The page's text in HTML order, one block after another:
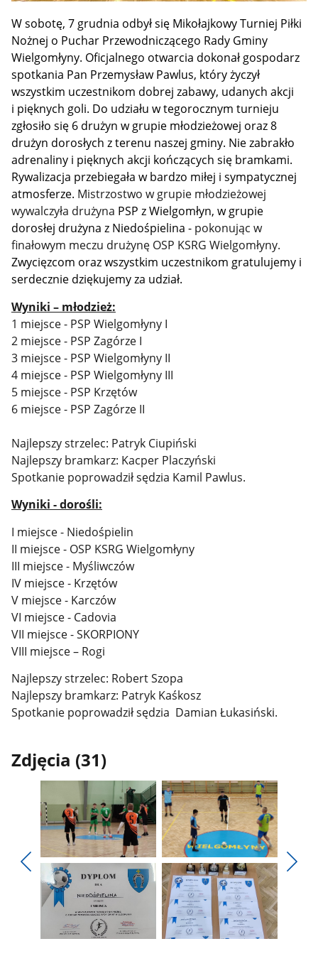
W sobotę, 7 grudnia odbył się Mikołajkowy Turniej Piłki
Nożnej o Puchar Przewodniczącego Rady Gminy
Wielgomłyny. Oficjalnego otwarcia dokonał gospodarz
spotkania Pan Przemysław Pawlus, który życzył
wszystkim uczestnikom dobrej zabawy, udanych akcji
i pięknych goli. Do udziału w tegorocznym turnieju
zgłosiło się 6 drużyn w grupie młodzieżowej oraz 8
drużyn dorosłych z terenu naszej gminy. Nie zabrakło
adrenaliny i pięknych akcji kończących się bramkami.
Rywalizacja przebiegała w bardzo miłej i sympatycznej
atmosferze. Mistrzostwo w grupie młodzieżowej
wywalczyła drużyna PSP z Wielgomłyn, w grupie
dorosłej drużyna z Niedośpielina -pokonując w
finałowym meczu drużynę OSP KSRG Wielgomłyny.
Zwycięzcom oraz wszystkim uczestnikom gratulujemy i
serdecznie dziękujemy za udział.
Wyniki – młodzież:
1 miejsce - PSP Wielgomłyny I
2 miejsce - PSP Zagórze I
3 miejsce - PSP Wielgomłyny II
4 miejsce - PSP Wielgomłyny III
5 miejsce - PSP Krzętów
6 miejsce - PSP Zagórze II
Najlepszy strzelec: Patryk Ciupiński
Najlepszy bramkarz: Kacper Placzyński
Spotkanie poprowadził sędzia Kamil Pawlus.
Wyniki - dorośli:
I miejsce - Niedośpielin
II miejsce - OSP KSRG Wielgomłyny
III miejsce - Myśliwczów
IV miejsce - Krzętów
V miejsce - Karczów
VI miejsce - Cadovia
VII miejsce - SKORPIONY
VIII miejsce – Rogi
Najlepszy strzelec: Robert Szopa
Najlepszy bramkarz: Patryk Kaśkosz
Spotkanie poprowadził sędzia Damian Łukasiński.
Zdjęcia (31)
Pokaż
poprzednie
zdjęcia
Pokaż
zdjęcie
z
galerii.
Pokaż
zdjęcie
2
z
galerii.